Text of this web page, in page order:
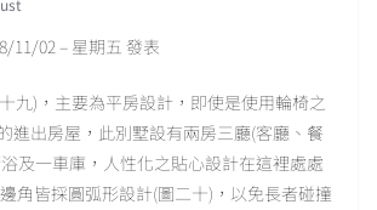
11/02 – 星期五 發表
九)，主要為平房設計，即使是使用輪椅之
進出房屋，此別墅設有兩房三廳(客廳、餐
及一車庫，人性化之貼心設計在這裡處處
角皆採圓弧形設計(圖二十)，以免長者碰撞